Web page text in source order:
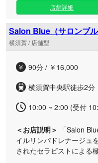
る逗子エリアのルームは
を休めたい大人の方に最
ね備えた女性による丁寧
解きほぐします。お出か
リフレッシュなど、いつ
店舗詳細
Salon Blue（サロンブル
横須賀 / 店舗型
90分 / ￥16,000
横須賀中央駅徒歩2分
10:00 ~ 2:00 (受付
＜お店説明＞
「Salon
イルリンパドレナージュ
されたセラピストによる